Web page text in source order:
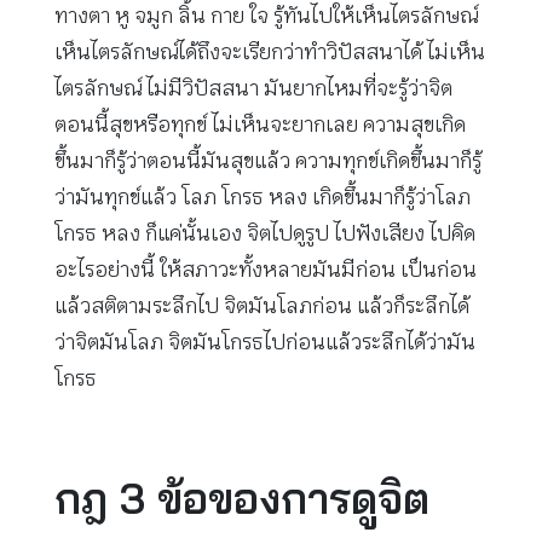
ทางตา หู จมูก ลิ้น กาย ใจ รู้ทันไปให้เห็นไตรลักษณ์
เห็นไตรลักษณ์ได้ถึงจะเรียกว่าทำวิปัสสนาได้ ไม่เห็น
ไตรลักษณ์ ไม่มีวิปัสสนา มันยากไหมที่จะรู้ว่าจิต
ตอนนี้สุขหรือทุกข์ ไม่เห็นจะยากเลย ความสุขเกิด
ขึ้นมาก็รู้ว่าตอนนี้มันสุขแล้ว ความทุกข์เกิดขึ้นมาก็รู้
ว่ามันทุกข์แล้ว โลภ โกรธ หลง เกิดขึ้นมาก็รู้ว่าโลภ
โกรธ หลง ก็แค่นั้นเอง จิตไปดูรูป ไปฟังเสียง ไปคิด
อะไรอย่างนี้ ให้สภาวะทั้งหลายมันมีก่อน เป็นก่อน
แล้วสติตามระลึกไป จิตมันโลภก่อน แล้วก็ระลึกได้
ว่าจิตมันโลภ จิตมันโกรธไปก่อนแล้วระลึกได้ว่ามัน
โกรธ
กฎ 3 ข้อของการดูจิต